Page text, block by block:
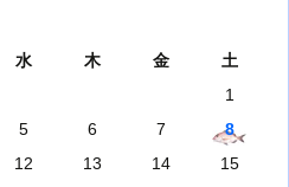
水 木 金
土
1
5 6 7
8
12 13 14
15